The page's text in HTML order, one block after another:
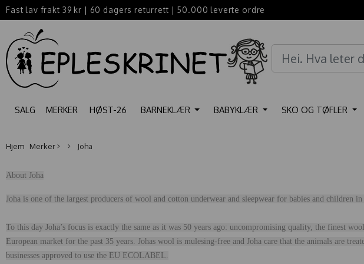
Fast lav frakt 39 kr | 60 dagers returrett | 50.000 leverte ordre
SALG MERKER HØST-26 BARNEKLÆR BABYKLÆR SKO OG TØFLER
Hjem Merker Joha
About Joha
Joha is one of the largest producers of wool and cotton underwear and sleepwear for babies and children
To this day Joha’s focus is exactly the same as it was 50 years ago: uncompromising quality, the finest
European market for the past 35 years. Johas wool is mulesing-free and Joha care that the animals are
businesses approved to use the EU ECOLABEL.